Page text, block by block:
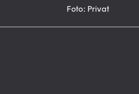
Foto: Privat